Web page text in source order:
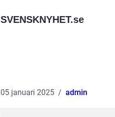
SVENSKNYHET.se
05 januari 2025 admin